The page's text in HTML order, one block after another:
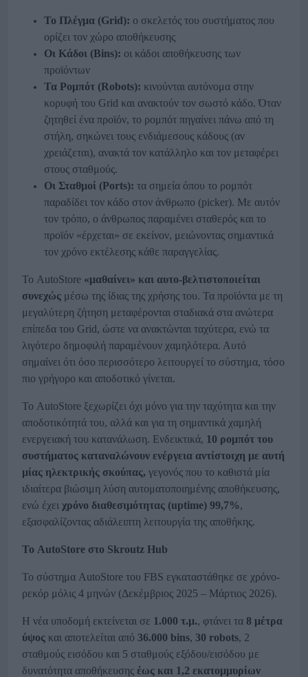
Το Πλέγμα (Grid): ο σκελετός του συστήματος που
ορίζει τον χώρο αποθήκευσης
Οι Κάδοι (Bins): οι κάδοι αποθήκευσης των
προϊόντων
Τα Ρομπότ (Robots): κινούνται αυτόνομα στην
κορυφή του Grid και ανακτούν τον σωστό κάδο. Όταν
ζητηθεί ένα προϊόν, το ρομπότ πηγαίνει πάνω από τη
στήλη, σηκώνει τους ενδιάμεσους κάδους (αν
χρειάζεται), ανακτά τον κατάλληλο και τον μεταφέρει
στους σταθμούς.
Οι Σταθμοί (Ports): τα σημεία όπου το ρομπότ
παραδίδει τον κάδο στον άνθρωπο (picker). Με αυτόν
τον τρόπο, ο άνθρωπος παραμένει σταθερός και το
προϊόν «έρχεται» σε εκείνον, μειώνοντας σημαντικά
τον χρόνο εκτέλεσης κάθε παραγγελίας.
Το AutoStore «μαθαίνει» και αυτο-βελτιστοποιείται
συνεχώς μέσω της ίδιας της χρήσης του. Τα προϊόντα με τη
μεγαλύτερη ζήτηση μεταφέρονται σταδιακά στα ανώτερα
επίπεδα του Grid, ώστε να ανακτώνται ταχύτερα, ενώ τα
λιγότερο δημοφιλή παραμένουν χαμηλότερα. Αυτό
σημαίνει ότι όσο περισσότερο λειτουργεί το σύστημα, τόσο
πιο γρήγορο και αποδοτικό γίνεται.
Το AutoStore ξεχωρίζει όχι μόνο για την ταχύτητα και την
αποδοτικότητά του, αλλά και για τη σημαντικά χαμηλή
ενεργειακή του κατανάλωση. Ενδεικτικά, 10 ρομπότ του
συστήματος καταναλώνουν ενέργεια αντίστοιχη με αυτή
μίας ηλεκτρικής σκούπας, γεγονός που το καθιστά μία
ιδιαίτερα βιώσιμη λύση αυτοματοποιημένης αποθήκευσης,
ενώ έχει χρόνο διαθεσιμότητας (uptime) 99,7%,
εξασφαλίζοντας αδιάλειπτη λειτουργία της αποθήκης.
Το AutoStore στο Skroutz Hub
Το σύστημα AutoStore του FBS εγκαταστάθηκε σε χρόνο-
ρεκόρ μόλις 4 μηνών (Δεκέμβριος 2025 – Μάρτιος 2026).
Η νέα υποδομή εκτείνεται σε 1.000 τ.μ., φτάνει τα 8 μέτρα
ύψος και αποτελείται από 36.000 bins, 30 robots, 2
σταθμούς εισόδου και 5 σταθμούς εξόδου/εισόδου με
δυνατότητα αποθήκευσης έως και 1,2 εκατομμυρίων